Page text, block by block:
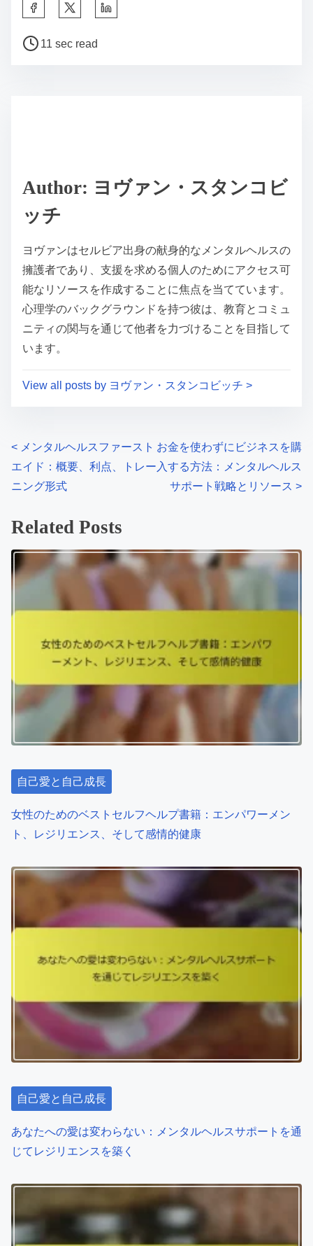
a
p
s
n
:
P
t
e
11 sec read
Author: ヨヴァン・スタンコビ
ッチ
ヨヴァンはセルビア出身の献身的なメンタルヘルスの
擁護者であり、支援を求める個人のためにアクセス可
能なリソースを作成することに焦点を当てています。
心理学のバックグラウンドを持つ彼は、教育とコミュ
ニティの関与を通じて他者を力づけることを目指して
います。
View all posts by ヨヴァン・スタンコビッチ >
P
o
t
s
n
a
i
g
a
o
n
< メンタルヘルスファースト
エイド：概要、利点、トレー
ニング形式
お金を使わずにビジネスを購
入する方法：メンタルヘルス
サポート戦略とリソース >
Related Posts
自己愛と自己成長
女性のためのベストセルフヘルプ書籍：エンパワーメン
ト、レジリエンス、そして感情的健康
自己愛と自己成長
あなたへの愛は変わらない：メンタルヘルスサポートを通
じてレジリエンスを築く